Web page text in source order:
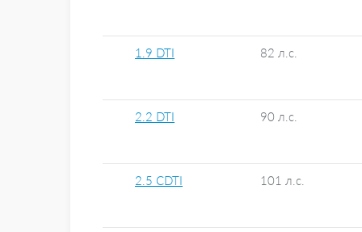
1.9 DTI 82 л.с.
2.2 DTI 90 л.с.
2.5 CDTI 101 л.с.